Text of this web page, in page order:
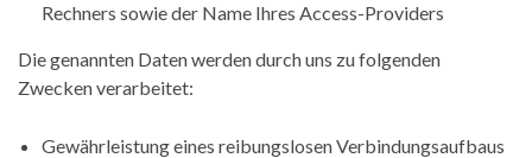
Rechners sowie der Name Ihres Access-Providers
Die genannten Daten werden durch uns zu folgenden
Zwecken verarbeitet:
Gewährleistung eines reibungslosen Verbindungsaufbaus